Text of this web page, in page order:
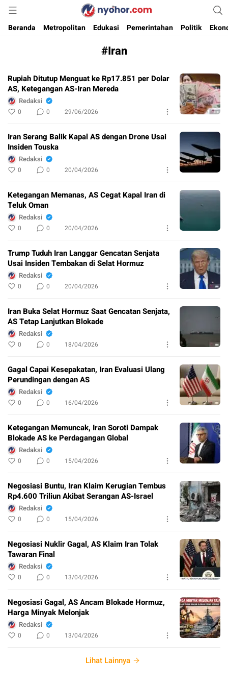
Nyohor.com
Media Informasi Ternyohor
Beranda
Metropolitan Edukasi Pemerintahan Politik
#Iran
Rupiah Ditutup Menguat ke Rp17.851 per Dolar
AS, Ketegangan AS-Iran Mereda
Redaksi
0 0 29/06/2026
Iran Serang Balik Kapal AS dengan Drone Usai
Insiden Touska
Redaksi
0 0 20/04/2026
Ketegangan Memanas, AS Cegat Kapal Iran di
Teluk Oman
Redaksi
0 0 20/04/2026
Trump Tuduh Iran Langgar Gencatan Senjata
Usai Insiden Tembakan di Selat Hormuz
Redaksi
0 0 20/04/2026
Iran Buka Selat Hormuz Saat Gencatan Senjata,
AS Tetap Lanjutkan Blokade
Redaksi
0 0 18/04/2026
Gagal Capai Kesepakatan, Iran Evaluasi Ulang
Perundingan dengan AS
Redaksi
0 0 16/04/2026
Ketegangan Memuncak, Iran Soroti Dampak
Blokade AS ke Perdagangan Global
Redaksi
0 0 15/04/2026
Negosiasi Buntu, Iran Klaim Kerugian Tembus
Rp4.600 Triliun Akibat Serangan AS-Israel
Redaksi
0 0 15/04/2026
Negosiasi Nuklir Gagal, AS Klaim Iran Tolak
Tawaran Final
Redaksi
0 0 13/04/2026
Negosiasi Gagal, AS Ancam Blokade Hormuz,
Harga Minyak Melonjak
Redaksi
0 0 13/04/2026
Lihat Lainnya